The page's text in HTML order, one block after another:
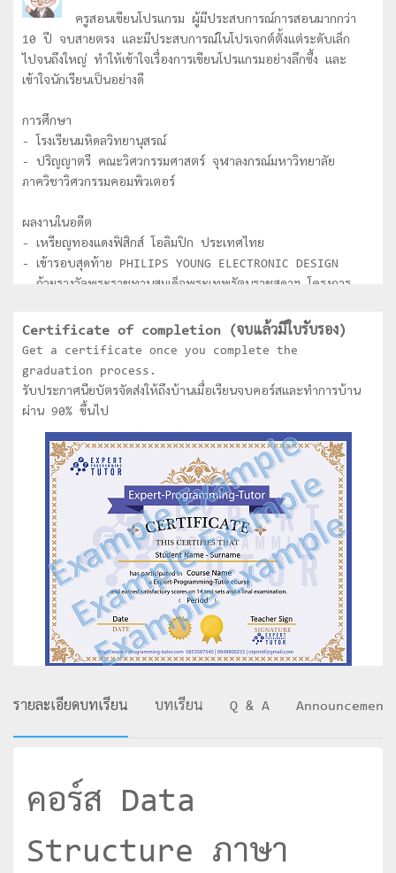
ครูสอนเขียนโปรแกรม ผู้มีประสบการณ์การสอนมากกว่า
10 ปี จบสายตรง และมีประสบการณ์ในโปรเจกต์ตั้งแต่ระดับเล็ก
ไปจนถึงใหญ่ ทำให้เข้าใจเรื่องการเขียนโปรแกรมอย่างลึกซื้ง และ
เข้าใจนักเรียนเป็นอย่างดี
การศึกษา
- โรงเรียนมหิดลวิทยานุสรณ์
- ปริญญาตรี คณะวิศวกรรมศาสตร์ จุฬาลงกรณ์มหาวิทยาลัย
ภาควิชาวิศวกรรมคอมพิวเตอร์
ผลงานในอดีต
- เหรียญทองแดงฟิสิกส์ โอลิมปิก ประเทศไทย
- เข้ารอบสุดท้าย PHILIPS YOUNG ELECTRONIC DESIGN
- ถ้วยรางวัลพระราชทานสมเด็จพระเทพรัตนราชสุดาฯ โครงการ
- ชนะเลิศการประกวด Software ของ Thailand
Information technology Agency (TITA) ระดับ
อุดมศึกษา
- ได้รับคัดเลือกเป็นตัวแทนประเทศไทยเข้าร่วมการแข่งขัน Asia
Pacific Information Technology (APITA) ที่ประเทศ
- ชนะเลิศการแข่งขันหุ่นยนต์ระดับประเทศไทย
- ชนะเลิศการแข่งขันหุ่นยนต์ระดับโลก
Certificate of completion (จบแล้วมีใบรับรอง)
Get a certificate once you complete the
graduation process.
รับประกาศนียบัตรจัดส่งให้ถึงบ้านเมื่อเรียนจบคอร์สและทำการบ้าน
ผ่าน 90% ขึ้นไป
รายละเอียดบทเรียน บทเรียน Q & A
คอร์ส Data
Structure ภาษา